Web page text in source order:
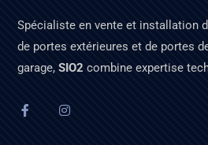
Spécialiste en vente et installation
de portes extérieures et de portes
garage,SIO2 combine expertise